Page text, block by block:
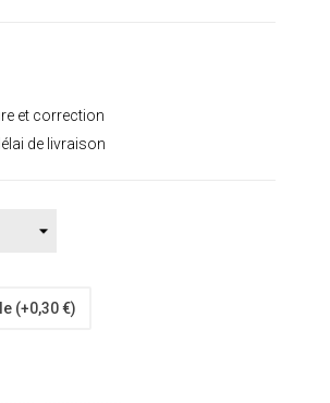
et correction
de livraison
(+0,30 €)